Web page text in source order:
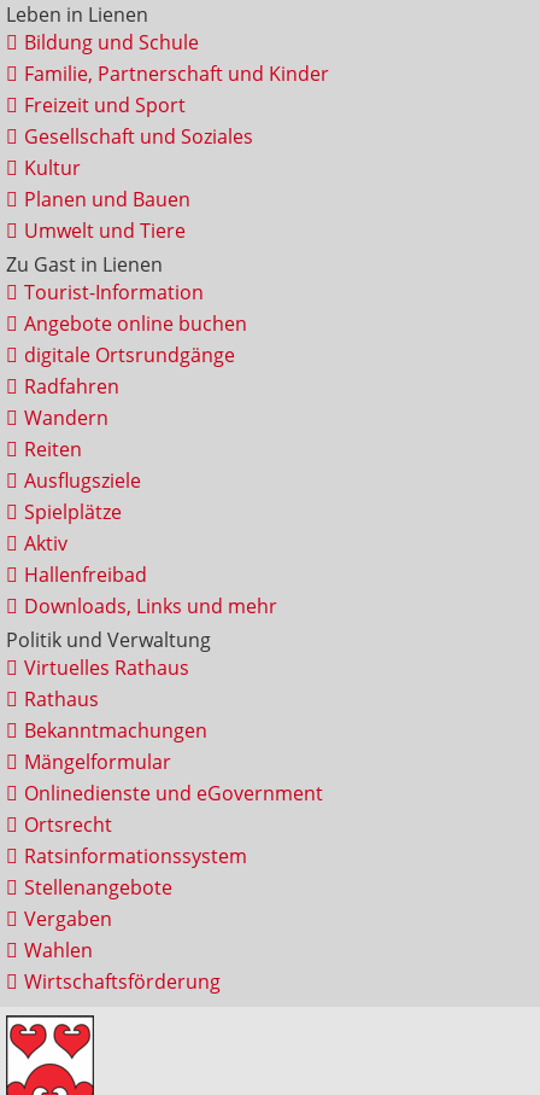
Leben in Lienen
Bildung und Schule
Familie, Partnerschaft und Kinder
Freizeit und Sport
Gesellschaft und Soziales
Kultur
Planen und Bauen
Umwelt und Tiere
Zu Gast in Lienen
Tourist-Information
Angebote online buchen
digitale Ortsrundgänge
Radfahren
Wandern
Reiten
Ausflugsziele
Spielplätze
Aktiv
Hallenfreibad
Downloads, Links und mehr
Politik und Verwaltung
Virtuelles Rathaus
Rathaus
Bekanntmachungen
Mängelformular
Onlinedienste und eGovernment
Ortsrecht
Ratsinformationssystem
Stellenangebote
Vergaben
Wahlen
Wirtschaftsförderung